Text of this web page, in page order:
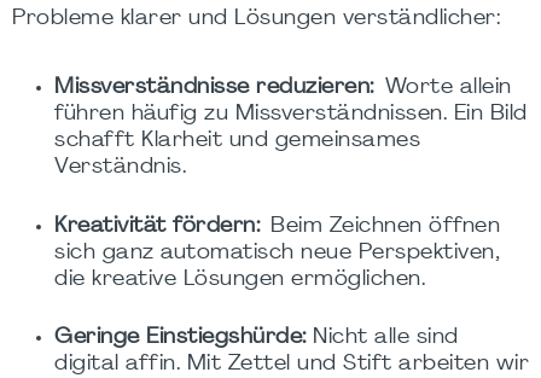
Probleme klarer und Lösungen verständlicher:
Missverständnisse reduzieren: Worte allein
führen häufig zu Missverständnissen. Ein Bild
schafft Klarheit und gemeinsames
Verständnis.
Kreativität fördern: Beim Zeichnen öffnen
sich ganz automatisch neue Perspektiven,
die kreative Lösungen ermöglichen.
Geringe Einstiegshürde:Nicht alle sind
digital affin. Mit Zettel und Stift arbeiten wir